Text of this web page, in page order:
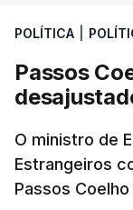
POLÍTICA
Passos
O ministro de
Estrangeiros
Passos